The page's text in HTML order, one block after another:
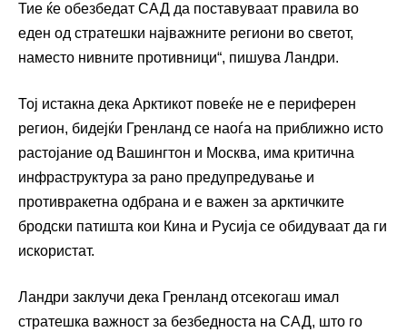
Тие ќе обезбедат САД да поставуваат правила во
еден од стратешки најважните региони во светот,
наместо нивните противници“, пишува Ландри.
Тој истакна дека Арктикот повеќе не е периферен
регион, бидејќи Гренланд се наоѓа на приближно исто
растојание од Вашингтон и Москва, има критична
инфраструктура за рано предупредување и
противракетна одбрана и е важен за арктичките
бродски патишта кои Кина и Русија се обидуваат да ги
искористат.
Ландри заклучи дека Гренланд отсекогаш имал
стратешка важност за безбедноста на САД, што го